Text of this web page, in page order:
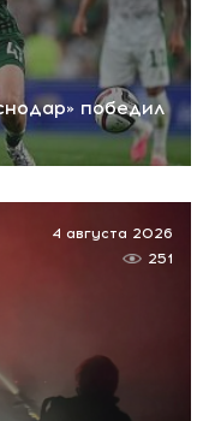
победил
4 августа 2026
251